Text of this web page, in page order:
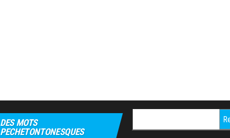
DES MOTS
PECHETONTONESQUES